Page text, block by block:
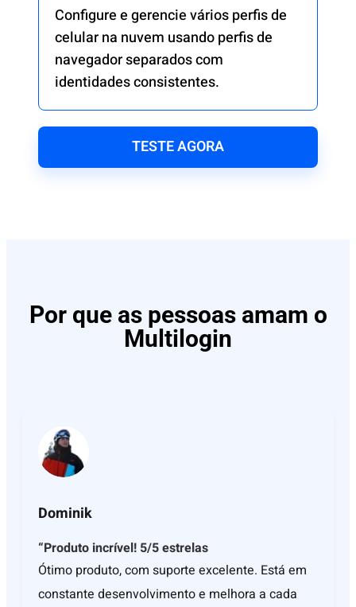
Configure e gerencie vários perfis de
celular na nuvem usando perfis de
navegador separados com
identidades consistentes.
TESTE AGORA
Por que as pessoas amam o
Multilogin
Dominik
“Produto incrível! 5/5 estrelas
Ótimo produto, com suporte excelente. Está em
constante desenvolvimento e melhora a cada